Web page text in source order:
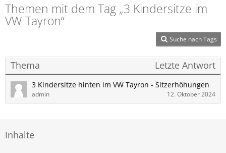
Themen mit dem Tag „3 Kindersitze im
VW Tayron“
Suche nach Tags
Thema Letzte Antwort
3 Kindersitze hinten im VW Tayron - Sitzerhöhungen
admin 12. Oktober 2024
Inhalte